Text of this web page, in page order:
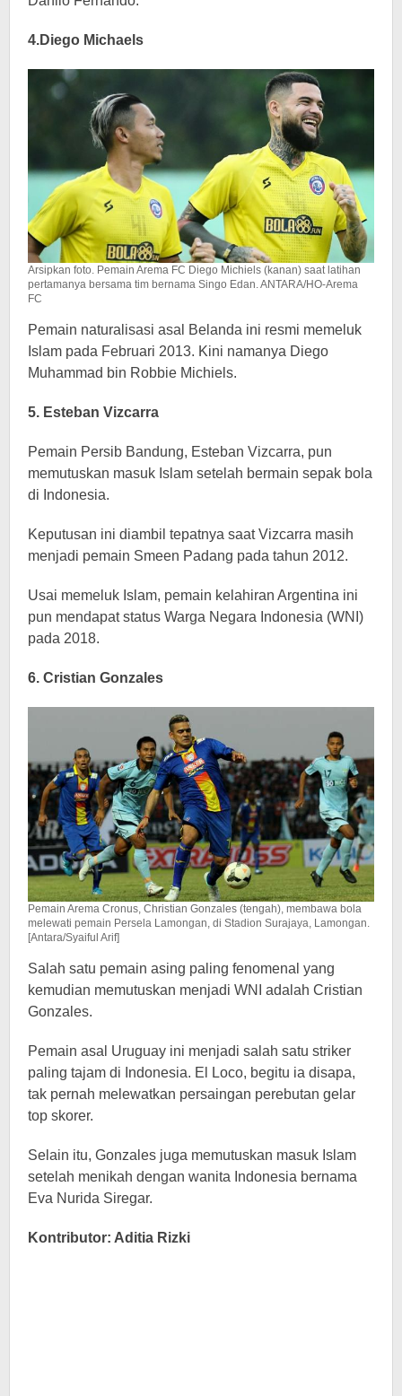
4.Diego Michaels
Arsipkan foto. Pemain Arema FC Diego Michiels (kanan) saat latihan
pertamanya bersama tim bernama Singo Edan. ANTARA/HO-Arema
FC
Pemain naturalisasi asal Belanda ini resmi memeluk
Islam pada Februari 2013. Kini namanya Diego
Muhammad bin Robbie Michiels.
5. Esteban Vizcarra
Pemain Persib Bandung, Esteban Vizcarra, pun
memutuskan masuk Islam setelah bermain sepak bola
di Indonesia.
Keputusan ini diambil tepatnya saat Vizcarra masih
menjadi pemain Smeen Padang pada tahun 2012.
Usai memeluk Islam, pemain kelahiran Argentina ini
pun mendapat status Warga Negara Indonesia (WNI)
pada 2018.
6. Cristian Gonzales
Pemain Arema Cronus, Christian Gonzales (tengah), membawa bola
melewati pemain Persela Lamongan, di Stadion Surajaya, Lamongan.
[Antara/Syaiful Arif]
Salah satu pemain asing paling fenomenal yang
kemudian memutuskan menjadi WNI adalah Cristian
Gonzales.
Pemain asal Uruguay ini menjadi salah satu striker
paling tajam di Indonesia. El Loco, begitu ia disapa,
tak pernah melewatkan persaingan perebutan gelar
top skorer.
Selain itu, Gonzales juga memutuskan masuk Islam
setelah menikah dengan wanita Indonesia bernama
Eva Nurida Siregar.
Kontributor: Aditia Rizki